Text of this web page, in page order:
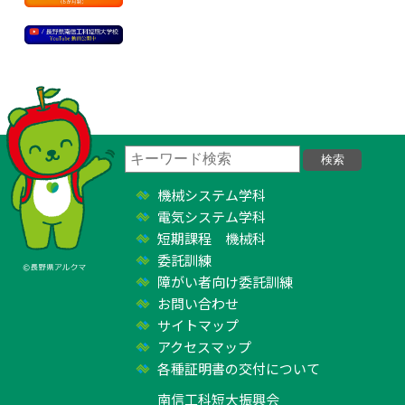
機械システム学科
電気システム学科
短期課程 機械科
委託訓練
障がい者向け委託訓練
お問い合わせ
サイトマップ
アクセスマップ
各種証明書の交付について
南信工科短大振興会